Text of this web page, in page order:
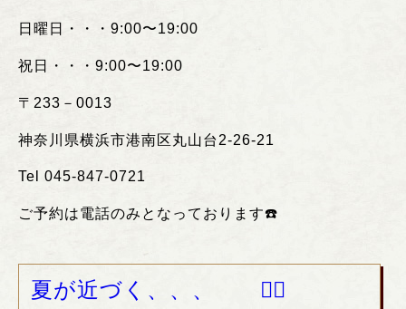
日曜日・・・ 9:00〜19:00
祝日・・・ 9:00〜19:00
〒 233 － 0013
神奈川県横浜市港南区丸山台 2-26-21
Tel 045-847-0721
ご予約は電話のみとなっております☎️
夏が近づく、、、 ❤️‍🔥